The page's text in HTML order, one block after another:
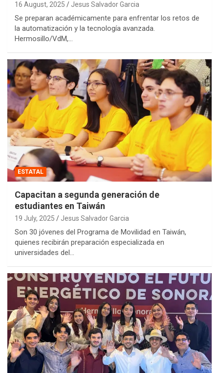
16 August, 2025 Jesus Salvador Garcia
Se preparan académicamente para enfrentar los retos de
la automatización y la tecnología avanzada.
Hermosillo/VdM,…
ESTATAL
Capacitan a segunda generación de
estudiantes en Taiwán
19 July, 2025 Jesus Salvador Garcia
Son 30 jóvenes del Programa de Movilidad en Taiwán,
quienes recibirán preparación especializada en
universidades del…